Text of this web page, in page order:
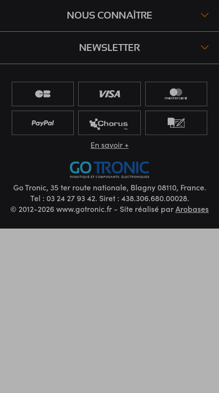
NOUS CONNAÎTRE
NEWSLETTER
En savoir +
Go Tronic, 35 ter route nationale, Blagny 08110, France.
Tel : 03 24 27 93 42. Siret : 438.306.680.00028.
© 2012-2026 www.gotronic.fr - Site réalisé parArobases